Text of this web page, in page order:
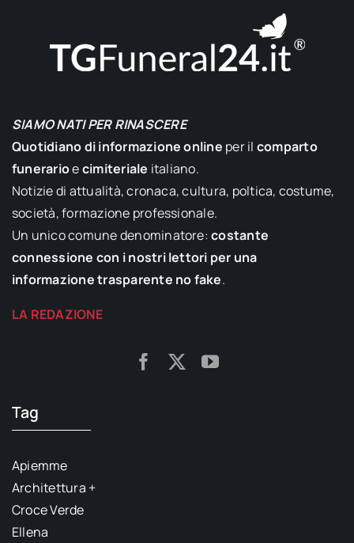
SIAMO NATI PER RINASCERE
Quotidiano di informazione online per il comparto
funerarioecimiteriale italiano.
Notizie di attualità, cronaca, cultura, poltica, costume,
società, formazione professionale.
Un unico comune denominatore:costante
connessione con i nostri lettori per una
informazione trasparente no fake.
LA REDAZIONE
Tag
Apiemme
Architettura +
Croce Verde
Ellena